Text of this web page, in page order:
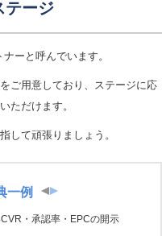
テージ
ーと呼んでいます。
ご用意しており、ステージに応
ただけます。
して頑張りましょう。
一例
・承認率・EPCの開示